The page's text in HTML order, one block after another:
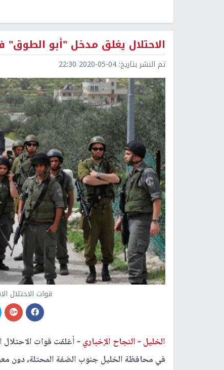
الاحتلال يغلق مدخل "أبو الطوق"
تم النشر بتاريخ: 2020-05-04 22:30
قوات الاحتلال
الخليل - النجاح الإخباري - أغلقت قوات الاحتلال
في محافظة الخليل جنوب الضفة المحتلة، دون